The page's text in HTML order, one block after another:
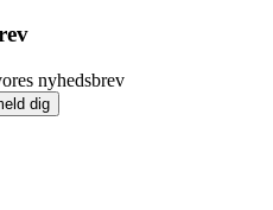
nyhedsbrev
dig